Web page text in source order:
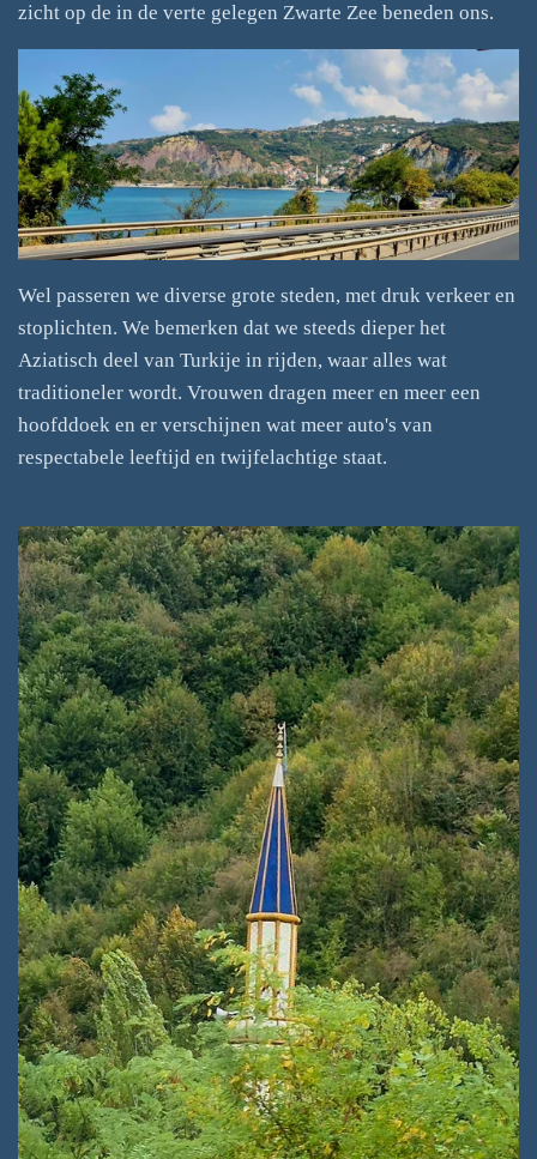
zicht op de in de verte gelegen Zwarte Zee beneden ons.
Wel passeren we diverse grote steden, met druk verkeer en
stoplichten. We bemerken dat we steeds dieper het
Aziatisch deel van Turkije in rijden, waar alles wat
traditioneler wordt. Vrouwen dragen meer en meer een
hoofddoek en er verschijnen wat meer auto's van
respectabele leeftijd en twijfelachtige staat.